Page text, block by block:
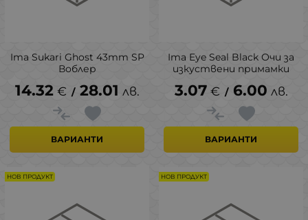
Ima Sukari Ghost 43mm SP
Воблер
14.32 € / 28.01 лв.
ВАРИАНТИ
Ima Eye Seal Black Очи за
изкуствени примамки
3.07 € / 6.00 лв.
ВАРИАНТИ
НОВ ПРОДУКТ НОВ ПРОДУКТ